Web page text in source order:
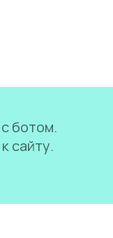
ботом.
сайту.